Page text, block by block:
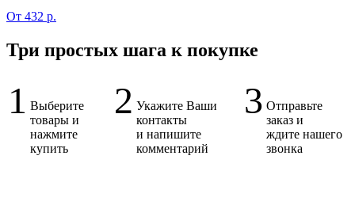
От 432 р.
Три простых шага к покупке
1
Выберите
товары и
нажмите
купить
2 Укажите Ваши
контакты
и напишите
комментарий
3 Отправьте
заказ и
ждите нашего
звонка